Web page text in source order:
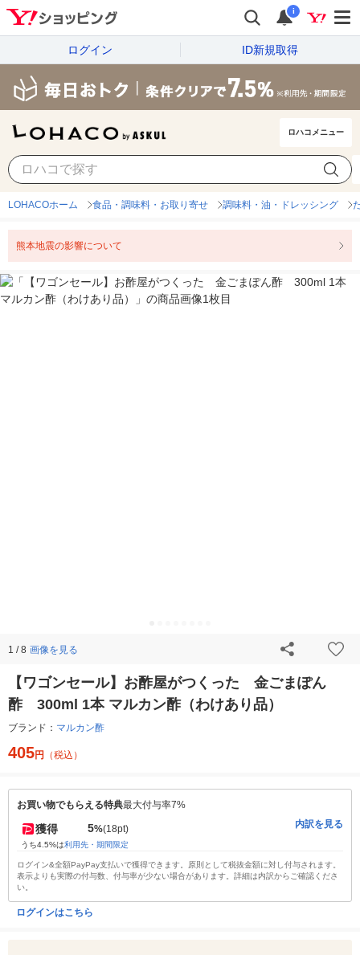
i
ログイン ID新規取得
ロハコメニュー
LOHACOホーム 食品・調味料・お取り寄せ 調味料・油・ドレッシング
熊本地震の影響について
1 / 8 画像を見る
【ワゴンセール】お酢屋がつくった 金ごまぽん
酢 300ml 1本 マルカン酢（わけあり品）
ブランド： マルカン酢
405円 （税込）
お買い物でもらえる特典最大付与率7%
獲得 5%(18pt)
うち4.5%は利用先・期間限定
内訳を見る
ログイン&全額PayPay支払いで獲得できます。原則として税抜金額に対し付与されます。
表示よりも実際の付与数、付与率が少ない場合があります。詳細は内訳からご確認くださ
い。
ログインはこちら